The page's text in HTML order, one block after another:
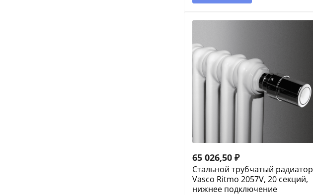
65 026,50 ₽
Cтальной трубчатый радиатор
Vasco Ritmo 2057V, 20 секций,
нижнее подключение